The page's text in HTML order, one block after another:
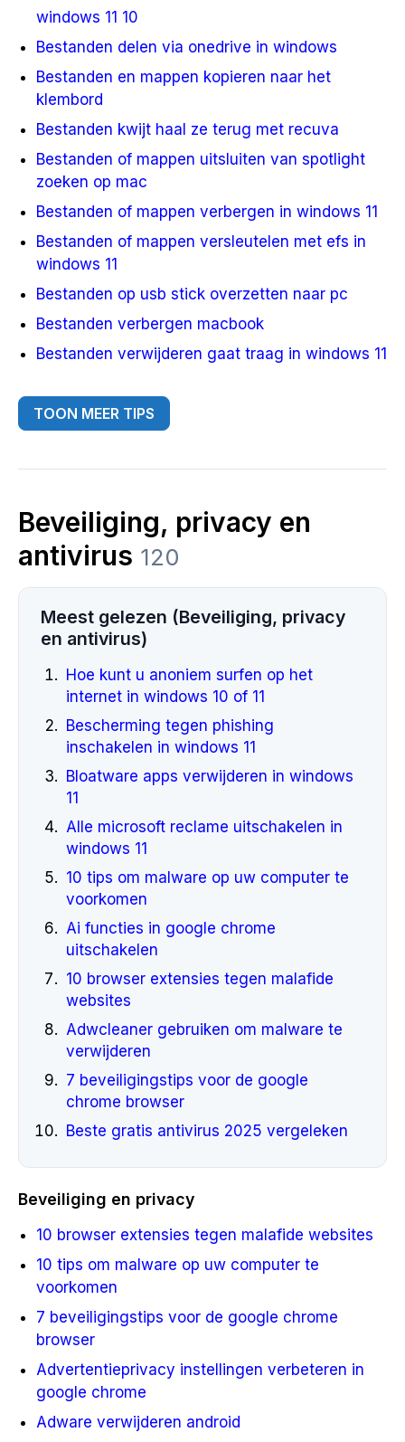
windows 11 10
Bestanden delen via onedrive in windows
Bestanden en mappen kopieren naar het
klembord
Bestanden kwijt haal ze terug met recuva
Bestanden of mappen uitsluiten van spotlight
zoeken op mac
Bestanden of mappen verbergen in windows 11
Bestanden of mappen versleutelen met efs in
windows 11
Bestanden op usb stick overzetten naar pc
Bestanden verbergen macbook
Bestanden verwijderen gaat traag in windows 11
TOON MEER TIPS
Beveiliging, privacy en
antivirus 120
Meest gelezen (Beveiliging, privacy
en antivirus)
Hoe kunt u anoniem surfen op het
internet in windows 10 of 11
Bescherming tegen phishing
inschakelen in windows 11
Bloatware apps verwijderen in windows
11
Alle microsoft reclame uitschakelen in
windows 11
10 tips om malware op uw computer te
voorkomen
Ai functies in google chrome
uitschakelen
10 browser extensies tegen malafide
websites
Adwcleaner gebruiken om malware te
verwijderen
7 beveiligingstips voor de google
chrome browser
Beste gratis antivirus 2025 vergeleken
Beveiliging en privacy
10 browser extensies tegen malafide websites
10 tips om malware op uw computer te
voorkomen
7 beveiligingstips voor de google chrome
browser
Advertentieprivacy instellingen verbeteren in
google chrome
Adware verwijderen android